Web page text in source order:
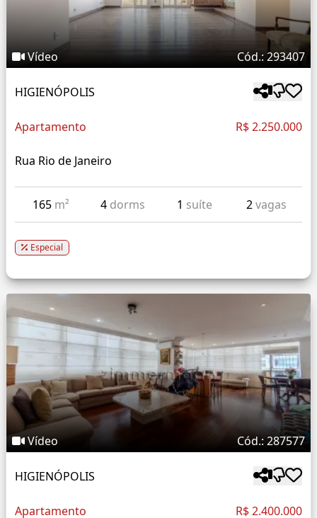
Vídeo Cód.: 293407
HIGIENÓPOLIS
Apartamento R$ 2.250.000
Rua Rio de Janeiro
165 m² 4 dorms 1 suíte 2vagas
Especial
Vídeo Cód.: 287577
HIGIENÓPOLIS
Apartamento R$ 2.400.000